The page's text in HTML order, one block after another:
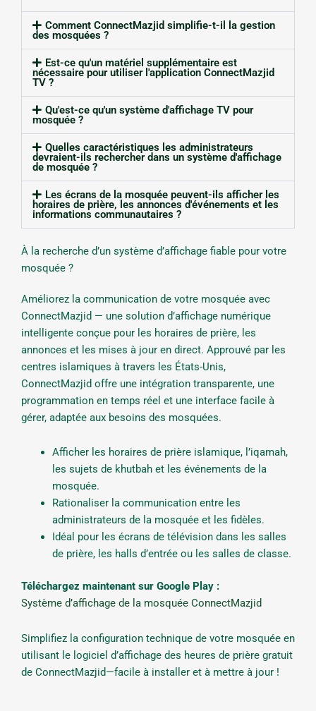
Comment ConnectMazjid simplifie-t-il la gestion
des mosquées ?
Est-ce qu'un matériel supplémentaire est
nécessaire pour utiliser l'application ConnectMazjid
TV ?
Qu'est-ce qu'un système d'affichage TV pour
mosquée ?
Quelles caractéristiques les administrateurs
devraient-ils rechercher dans un système d'affichage
de mosquée ?
Les écrans de la mosquée peuvent-ils afficher les
horaires de prière, les annonces d'événements et les
informations communautaires ?
À la recherche d’un système d’affichage fiable pour votre
mosquée ?
Améliorez la communication de votre mosquée avec
ConnectMazjid — une solution d’affichage numérique
intelligente conçue pour les horaires de prière, les
annonces et les mises à jour en direct. Approuvé par les
centres islamiques à travers les États-Unis,
ConnectMazjid offre une intégration transparente, une
programmation en temps réel et une interface facile à
gérer, adaptée aux besoins des mosquées.
Afficher les horaires de prière islamique, l’iqamah,
les sujets de khutbah et les événements de la
mosquée.
Rationaliser la communication entre les
administrateurs de la mosquée et les fidèles.
Idéal pour les écrans de télévision dans les salles
de prière, les halls d’entrée ou les salles de classe.
Téléchargez maintenant sur Google Play :
Système d’affichage de la mosquée ConnectMazjid
Simplifiez la configuration technique de votre mosquée en
utilisant le logiciel d’affichage des heures de prière gratuit
de ConnectMazjid—facile à installer et à mettre à jour !